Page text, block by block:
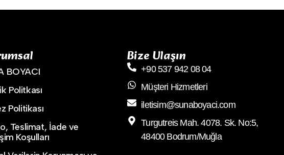
BOYACI
Politkası
Politikası
Teslimat, İade ve
Koşulları
Bize Ulaşın
+90 537 942 08 04
Müşteri Hizmetleri
iletisim@sunaboyaci.com
Turgutreis Mah. 4078. Sk. No:5,
48400 Bodrum/Muğla